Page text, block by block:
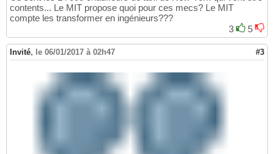
contents... Le MIT propose quoi pour ces mecs? Le MIT
compte les transformer en ingénieurs???
3
5
Invité, le 06/01/2017 à 02h47 #3